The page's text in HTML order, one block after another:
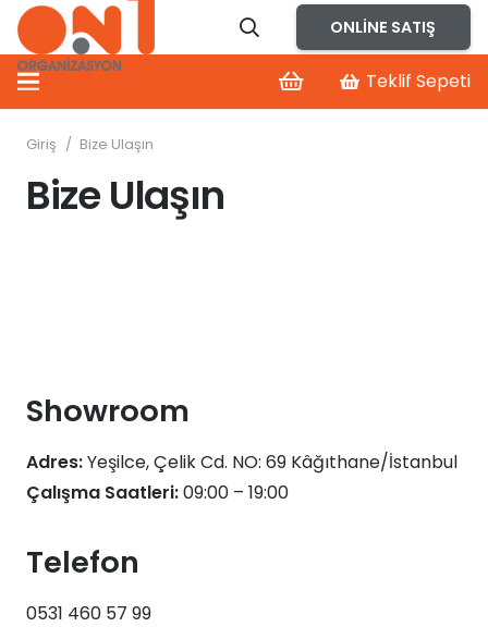
ONLINE SATIŞ
Teklif Sepeti
Giriş / Bize Ulaşın
Bize Ulaşın
Showroom
Adres:Yeşilce, Çelik Cd. NO: 69 Kâğıthane/İstanbul
Çalışma Saatleri:09:00 – 19:00
Telefon
0531 460 57 99